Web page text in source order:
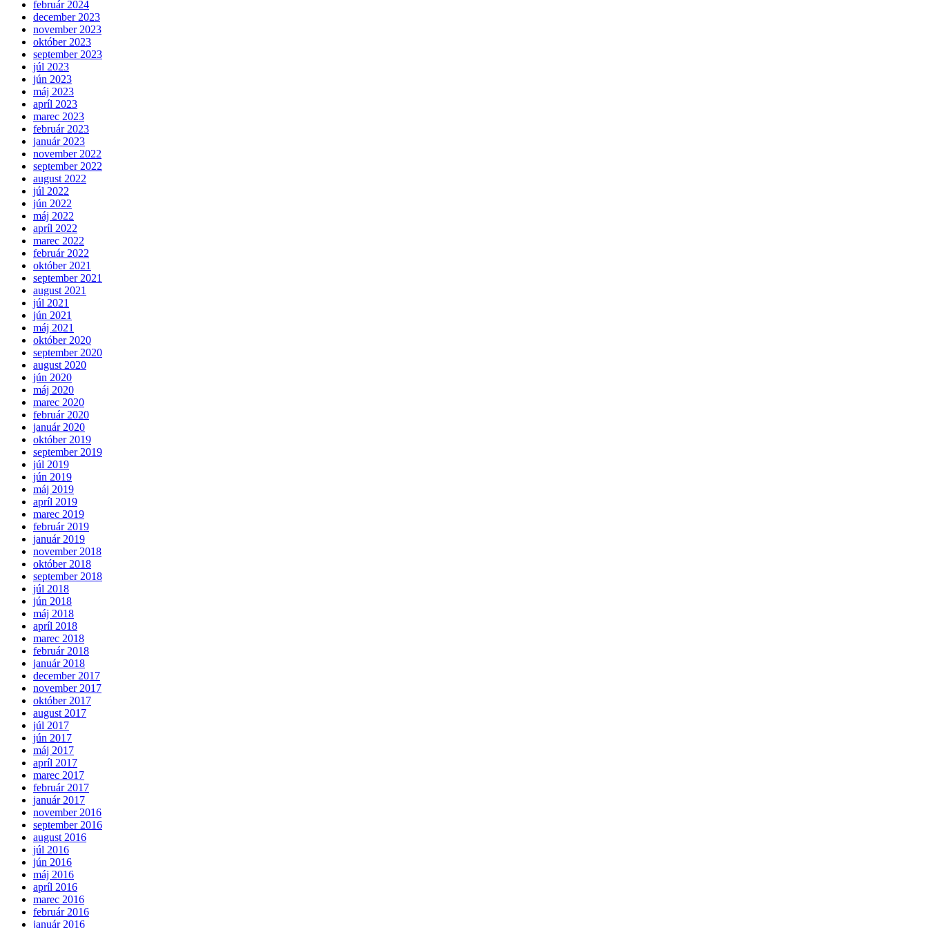
február 2024
december 2023
november 2023
október 2023
september 2023
júl 2023
jún 2023
máj 2023
apríl 2023
marec 2023
február 2023
január 2023
november 2022
september 2022
august 2022
júl 2022
jún 2022
máj 2022
apríl 2022
marec 2022
február 2022
október 2021
september 2021
august 2021
júl 2021
jún 2021
máj 2021
október 2020
september 2020
august 2020
jún 2020
máj 2020
marec 2020
február 2020
január 2020
október 2019
september 2019
júl 2019
jún 2019
máj 2019
apríl 2019
marec 2019
február 2019
január 2019
november 2018
október 2018
september 2018
júl 2018
jún 2018
máj 2018
apríl 2018
marec 2018
február 2018
január 2018
december 2017
november 2017
október 2017
august 2017
júl 2017
jún 2017
máj 2017
apríl 2017
marec 2017
február 2017
január 2017
november 2016
september 2016
august 2016
júl 2016
jún 2016
máj 2016
apríl 2016
marec 2016
február 2016
január 2016